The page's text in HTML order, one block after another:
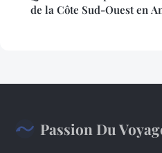
de la Côte Sud-Ouest en
Passion Du